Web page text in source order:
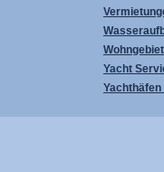
Yacht
Yachthäfen